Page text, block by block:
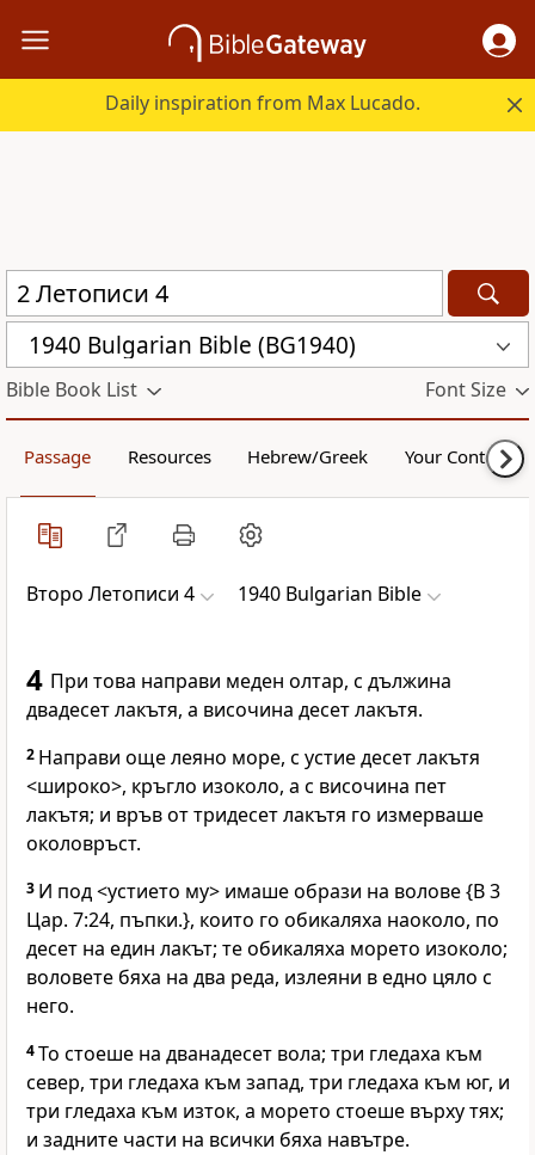
Daily inspiration from Max Lucado.
1940 Bulgarian Bible (BG1940)
Bible Book List Font Size
Passage Resources Hebrew/Greek Your Content
Второ Летописи 4 1940 Bulgarian Bible
4 При това направи меден олтар, с дължина
двадесет лакътя, а височина десет лакътя.
2 Направи още леяно море, с устие десет лакътя
<широко>, кръгло изоколо, а с височина пет
лакътя; и връв от тридесет лакътя го измерваше
околовръст.
3 И под <устието му> имаше образи на волове {В 3
Цар. 7:24, пъпки.}, които го обикаляха наоколо, по
десет на един лакът; те обикаляха морето изоколо;
воловете бяха на два реда, излеяни в едно цяло с
него.
4То стоеше на дванадесет вола; три гледаха към
север, три гледаха към запад, три гледаха към юг, и
три гледаха към изток, а морето стоеше върху тях;
и задните части на всички бяха навътре.